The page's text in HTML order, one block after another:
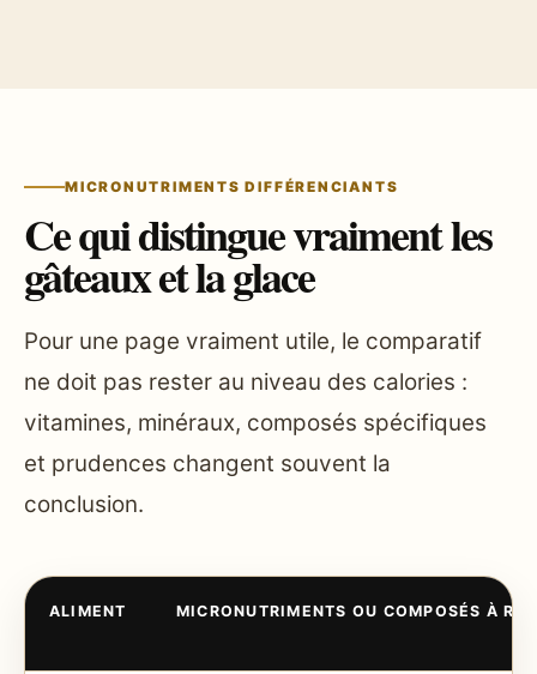
MICRONUTRIMENTS DIFFÉRENCIANTS
Ce qui distingue vraiment les
gâteaux et la glace
Pour une page vraiment utile, le comparatif
ne doit pas rester au niveau des calories :
vitamines, minéraux, composés spécifiques
et prudences changent souvent la
conclusion.
ALIMENT MICRONUTRIMENTS OU COMPOSÉS À